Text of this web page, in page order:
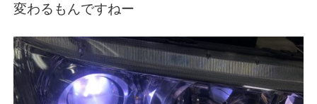
変わるもんですねー